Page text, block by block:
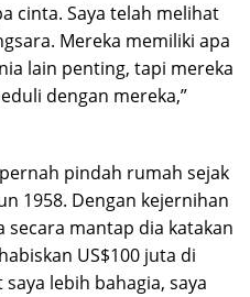
cinta. Saya telah melihat
Mereka memiliki apa
lain penting, tapi mereka
dengan mereka,”
pindah rumah sejak
1958. Dengan kejernihan
mantap dia katakan
US$100 juta di
lebih bahagia, saya